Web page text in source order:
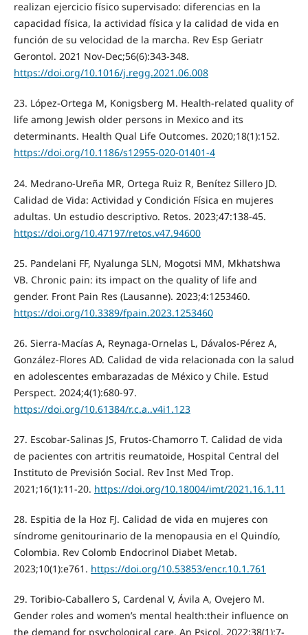
realizan ejercicio físico supervisado: diferencias en la
capacidad física, la actividad física y la calidad de vida en
función de su velocidad de la marcha. Rev Esp Geriatr
Gerontol. 2021 Nov-Dec;56(6):343-348.
https://doi.org/10.1016/j.regg.2021.06.008
23. López-Ortega M, Konigsberg M. Health-related quality of
life among Jewish older persons in Mexico and its
determinants. Health Qual Life Outcomes. 2020;18(1):152.
https://doi.org/10.1186/s12955-020-01401-4
24. Medrano-Ureña MR, Ortega Ruiz R, Benítez Sillero JD.
Calidad de Vida: Actividad y Condición Física en mujeres
adultas. Un estudio descriptivo. Retos. 2023;47:138-45.
https://doi.org/10.47197/retos.v47.94600
25. Pandelani FF, Nyalunga SLN, Mogotsi MM, Mkhatshwa
VB. Chronic pain: its impact on the quality of life and
gender. Front Pain Res (Lausanne). 2023;4:1253460.
https://doi.org/10.3389/fpain.2023.1253460
26. Sierra-Macías A, Reynaga-Ornelas L, Dávalos-Pérez A,
González-Flores AD. Calidad de vida relacionada con la salud
en adolescentes embarazadas de México y Chile. Estud
Perspect. 2024;4(1):680-97.
https://doi.org/10.61384/r.c.a..v4i1.123
27. Escobar-Salinas JS, Frutos-Chamorro T. Calidad de vida
de pacientes con artritis reumatoide, Hospital Central del
Instituto de Previsión Social. Rev Inst Med Trop.
2021;16(1):11-20. https://doi.org/10.18004/imt/2021.16.1.11
28. Espitia de la Hoz FJ. Calidad de vida en mujeres con
síndrome genitourinario de la menopausia en el Quindío,
Colombia. Rev Colomb Endocrinol Diabet Metab.
2023;10(1):e761. https://doi.org/10.53853/encr.10.1.761
29. Toribio-Caballero S, Cardenal V, Ávila A, Ovejero M.
Gender roles and women’s mental health:their influence on
the demand for psychological care. An Psicol. 2022;38(1):7-